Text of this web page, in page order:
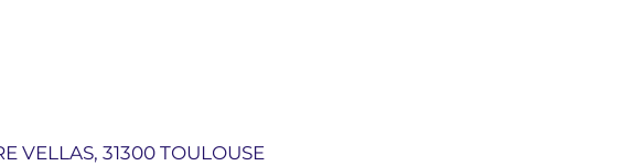
VELLAS, 31300 TOULOUSE